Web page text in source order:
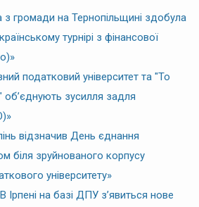
громади на Тернопільщині здобула
турнірі з фінансової
податковий університет та "To
об’єднують зусилля задля
відзначив День єднання
біля зруйнованого корпусу
університету»
Ірпені на базі ДПУ з’явиться нове